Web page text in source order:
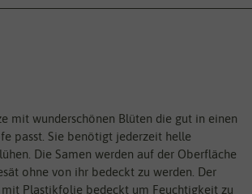
mit wunderschönen Blüten die gut in einen
passt. Sie benötigt jederzeit helle
Die Samen werden auf der Oberfläche
ohne von ihr bedeckt zu werden. Der
Plastikfolie bedeckt um Feuchtigkeit zu